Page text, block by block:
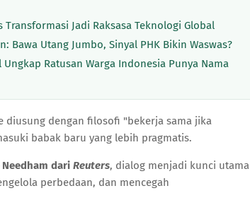
Transformasi Jadi Raksasa Teknologi Global
Bawa Utang Jumbo, Sinyal PHK Bikin Waswas?
Ratusan Warga Indonesia Punya Nama
diusung dengan filosofi "bekerja sama jika
babak baru yang lebih pragmatis.
dari Reuters, dialog menjadi kunci utama
perbedaan, dan mencegah